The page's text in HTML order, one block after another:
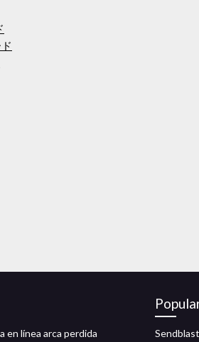
en línea arca perdida